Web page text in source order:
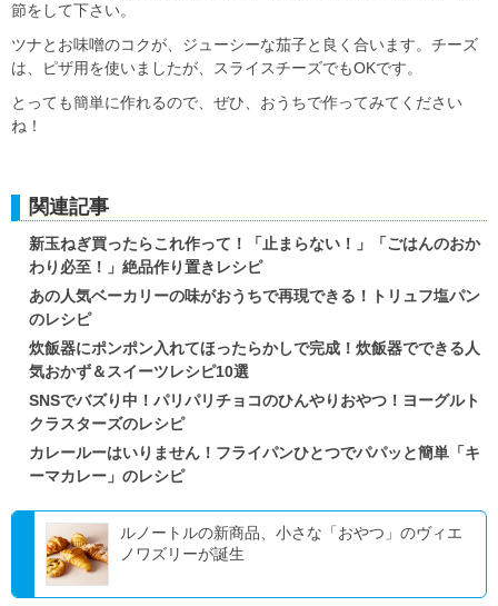
節をして下さい。
ツナとお味噌のコクが、ジューシーな茄子と良く合います。チーズ
は、ピザ用を使いましたが、スライスチーズでもOKです。
とっても簡単に作れるので、ぜひ、おうちで作ってみてください
ね！
関連記事
新玉ねぎ買ったらこれ作って！「止まらない！」「ごはんのおか
わり必至！」絶品作り置きレシピ
あの人気ベーカリーの味がおうちで再現できる！トリュフ塩パン
のレシピ
炊飯器にポンポン入れてほったらかしで完成！炊飯器でできる人
気おかず＆スイーツレシピ10選
SNSでバズり中！パリパリチョコのひんやりおやつ！ヨーグルト
クラスターズのレシピ
カレールーはいりません！フライパンひとつでパパッと簡単「キ
ーマカレー」のレシピ
ルノートルの新商品、小さな「おやつ」のヴィエ
ノワズリーが誕生